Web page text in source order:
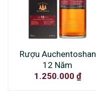
Rượu Auchentoshan
12 Năm
1.250.000 ₫